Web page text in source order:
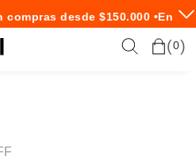
compras desde $150.000 •Envío
0